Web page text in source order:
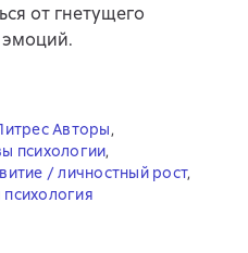
от гнетущего
эмоций.
Авторы,
психологии,
/ личностный рост,